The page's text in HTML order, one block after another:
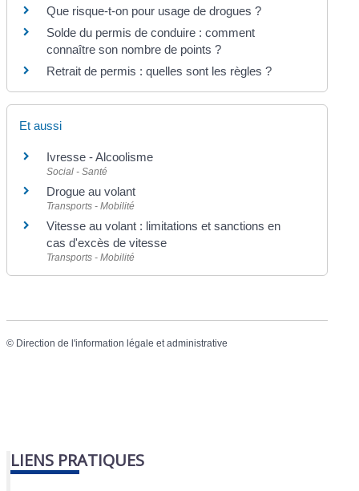
Que risque-t-on pour usage de drogues ?
Solde du permis de conduire : comment
connaître son nombre de points ?
Retrait de permis : quelles sont les règles ?
Et aussi
Ivresse - Alcoolisme
Social - Santé
Drogue au volant
Transports - Mobilité
Vitesse au volant : limitations et sanctions en
cas d'excès de vitesse
Transports - Mobilité
© Direction de l'information légale et administrative
LIENS PRATIQUES